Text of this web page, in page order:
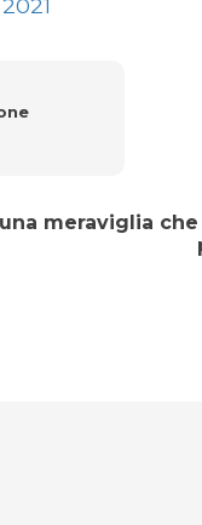
meraviglia